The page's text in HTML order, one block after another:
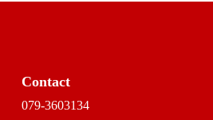
Contact
079-3603134